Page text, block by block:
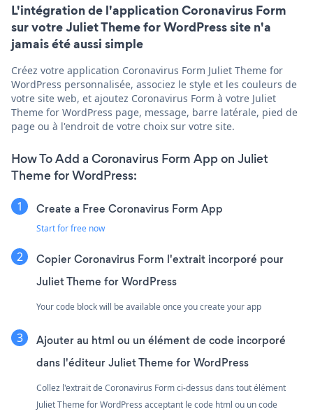
L'intégration de l'application Coronavirus Form
sur votre Juliet Theme for WordPress site n'a
jamais été aussi simple
Créez votre application Coronavirus Form Juliet Theme for
WordPress personnalisée, associez le style et les couleurs de
votre site web, et ajoutez Coronavirus Form à votre Juliet
Theme for WordPress page, message, barre latérale, pied de
page ou à l'endroit de votre choix sur votre site.
How To Add a Coronavirus Form App on Juliet
Theme for WordPress:
Create a Free Coronavirus Form App
Start for free now
Copier Coronavirus Form l'extrait incorporé pour
Juliet Theme for WordPress
Your code block will be available once you create your app
Ajouter au html ou un élément de code incorporé
dans l'éditeur Juliet Theme for WordPress
Collez l'extrait de Coronavirus Form ci-dessus dans tout élément
Juliet Theme for WordPress acceptant le code html ou un code